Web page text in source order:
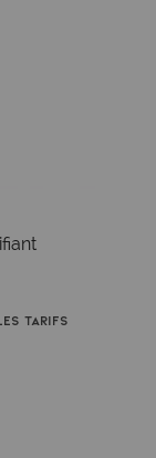
tarifs